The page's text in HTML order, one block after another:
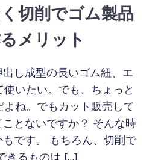
切削でゴム製品
メリット
出し成型の長いゴム紐、エ
使いたい。でも、ちょっと
よね。でもカット販売して
とないですか？ そんな時
です。 もちろん、切削で
きるものは […]